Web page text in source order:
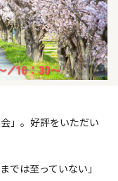
」。好評をいただい
では至っていない」